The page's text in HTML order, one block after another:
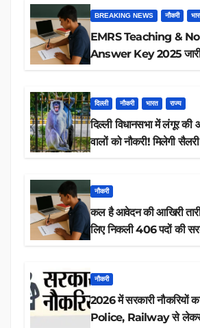
BREAKING NEWS नौकरी
EMRS Teaching &
Answer Key 2025
दिल्ली नौकरी भारत राज्य
दिल्ली विधानसभा में लंगूर
वालों को नौकरी! मिलेगी
नौकरी
कल है आवेदन की आखिरी
लिए निकली 406 पदों की
नौकरी
2026 में सरकारी नौकरियों
Police, Railway से